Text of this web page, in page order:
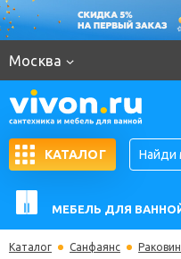
Москва
КАТАЛОГ
МЕБЕЛЬ ДЛЯ
Каталог Санфаянс